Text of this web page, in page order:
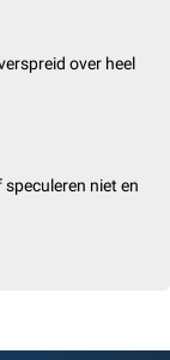
over heel
speculeren niet en